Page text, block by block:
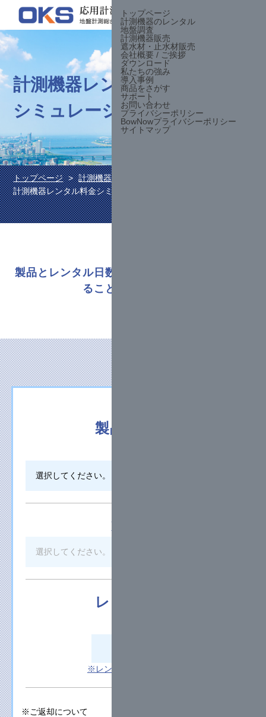
トップページ
計測機器のレンタル
地盤調査
計測機器販売
遮水材・止水材販売
会社概要 / ご挨拶
ダウンロード
私たちの強み
導入事例
商品をさがす
サポート
お問い合わせ
プライバシーポリシー
BowNowプライバシーポリシー
サイトマップ
計測機器レンタル料金
シミュレーション
トップページ
計測機器のレンタル
計測機器レンタル料金シミュレーション
製品とレンタル日数からレンタル料金を計算す
ることができます。
製品カテゴ
製品名
レンタル日
※レンタル期間について
※ご返却について